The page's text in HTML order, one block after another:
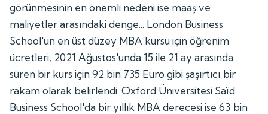
görünmesinin en önemli nedeni ise maaş ve
maliyetler arasındaki denge... London Business
School'un en üst düzey MBA kursu için öğrenim
ücretleri, 2021 Ağustos'unda 15 ile 21 ay arasında
süren bir kurs için 92 bin 735 Euro gibi şaşırtıcı bir
rakam olarak belirlendi. Oxford Üniversitesi Saïd
Business School'da bir yıllık MBA derecesi ise 63 bin